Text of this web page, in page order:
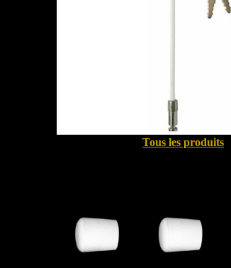
Tous les produits